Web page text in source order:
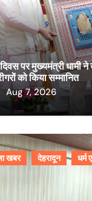
पर मुख्यमंत्री धामी
को किया सम्मानित
Aug 7, 2026
खबर देहरादून धर्म